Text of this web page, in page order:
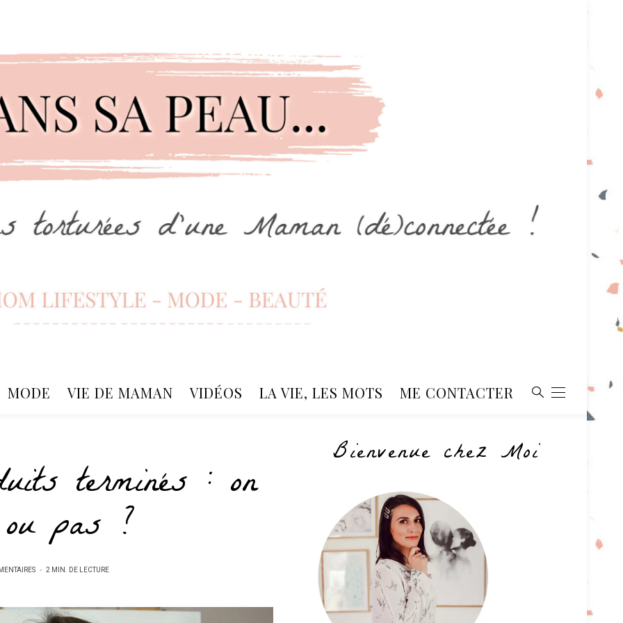
MODE VIE DE MAMAN VIDÉOS LA VIE, LES MOTS ME CONTACTER
terminés : on
pas ?
2 MIN. DE LECTURE
Bienvenue chez Moi